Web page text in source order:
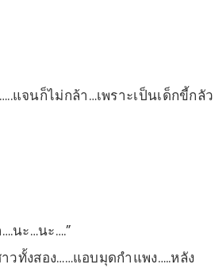
แจนก็ไม่กล้า…เพราะเป็นเด็กขี้กลั
นะ…นะ….”
วทั้งสอง……แอบมุดกำแพง…..หลัง